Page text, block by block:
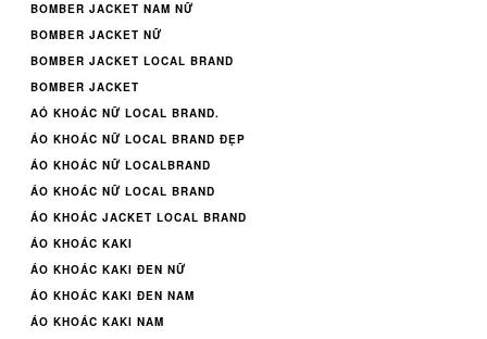
BOMBER JACKET NAM NỮ
BOMBER JACKET NỮ
BOMBER JACKET LOCAL BRAND
BOMBER JACKET
AÓ KHOÁC NỮ LOCAL BRAND.
ÁO KHOÁC NỮ LOCAL BRAND ĐẸP
ÁO KHOÁC NỮ LOCALBRAND
ÁO KHOÁC NỮ LOCAL BRAND
ÁO KHOÁC JACKET LOCAL BRAND
ÁO KHOÁC KAKI
ÁO KHOÁC KAKI ĐEN NỮ
ÁO KHOÁC KAKI ĐEN NAM
ÁO KHOÁC KAKI NAM